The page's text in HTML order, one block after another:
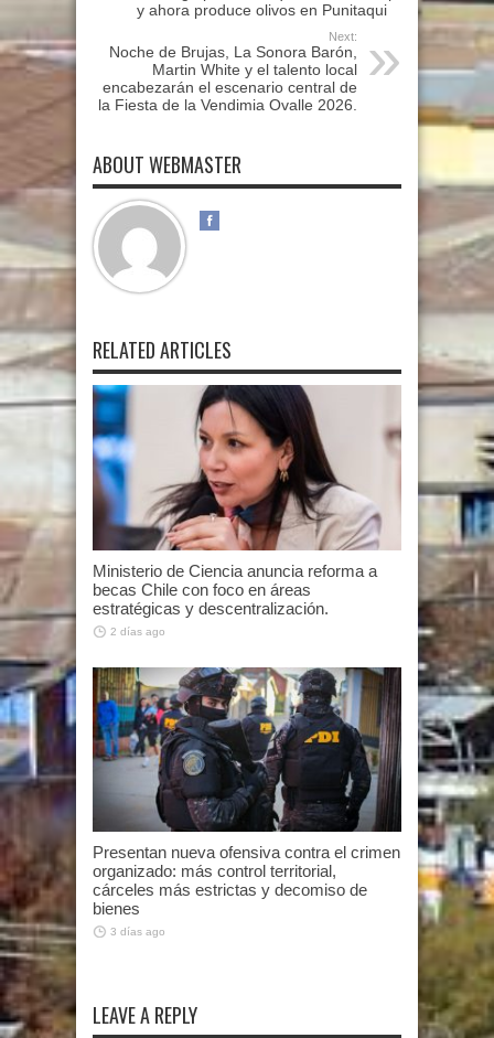
y ahora produce olivos en Punitaqui
Next:
Noche de Brujas, La Sonora Barón,
Martin White y el talento local
encabezarán el escenario central de
la Fiesta de la Vendimia Ovalle 2026.
ABOUT WEBMASTER
RELATED ARTICLES
Ministerio de Ciencia anuncia reforma a
becas Chile con foco en áreas
estratégicas y descentralización.
2 días ago
Presentan nueva ofensiva contra el crimen
organizado: más control territorial,
cárceles más estrictas y decomiso de
bienes
3 días ago
LEAVE A REPLY